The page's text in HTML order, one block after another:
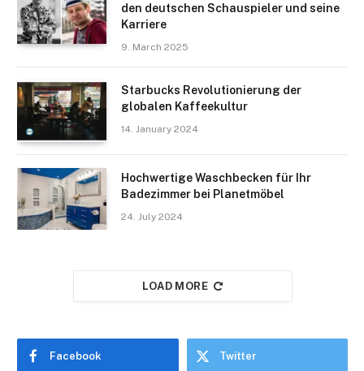
den deutschen Schauspieler und seine
Karriere
9. March 2025
Starbucks Revolutionierung der
globalen Kaffeekultur
14. January 2024
Hochwertige Waschbecken für Ihr
Badezimmer bei Planetmöbel
24. July 2024
LOAD MORE
Facebook Twitter